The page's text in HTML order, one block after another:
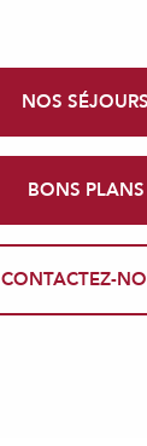
NOS SÉJOURS
BONS PLANS
CONTACTEZ-